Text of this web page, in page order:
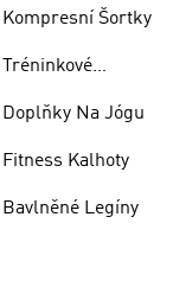
Kompresní Šortky
Tréninkové
Doplňky Na Jógu
Fitness Kalhoty
Bavlněné Legíny